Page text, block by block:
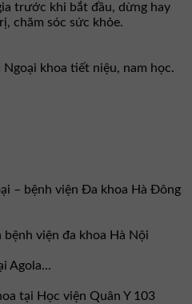
trước khi bắt đầu, dừng hay
chăm sóc sức khỏe.
khoa tiết niệu, nam học.
– bệnh viện Đa khoa Hà Đông
viện đa khoa Hà Nội
Agola...
tại Học viện Quân Y 103